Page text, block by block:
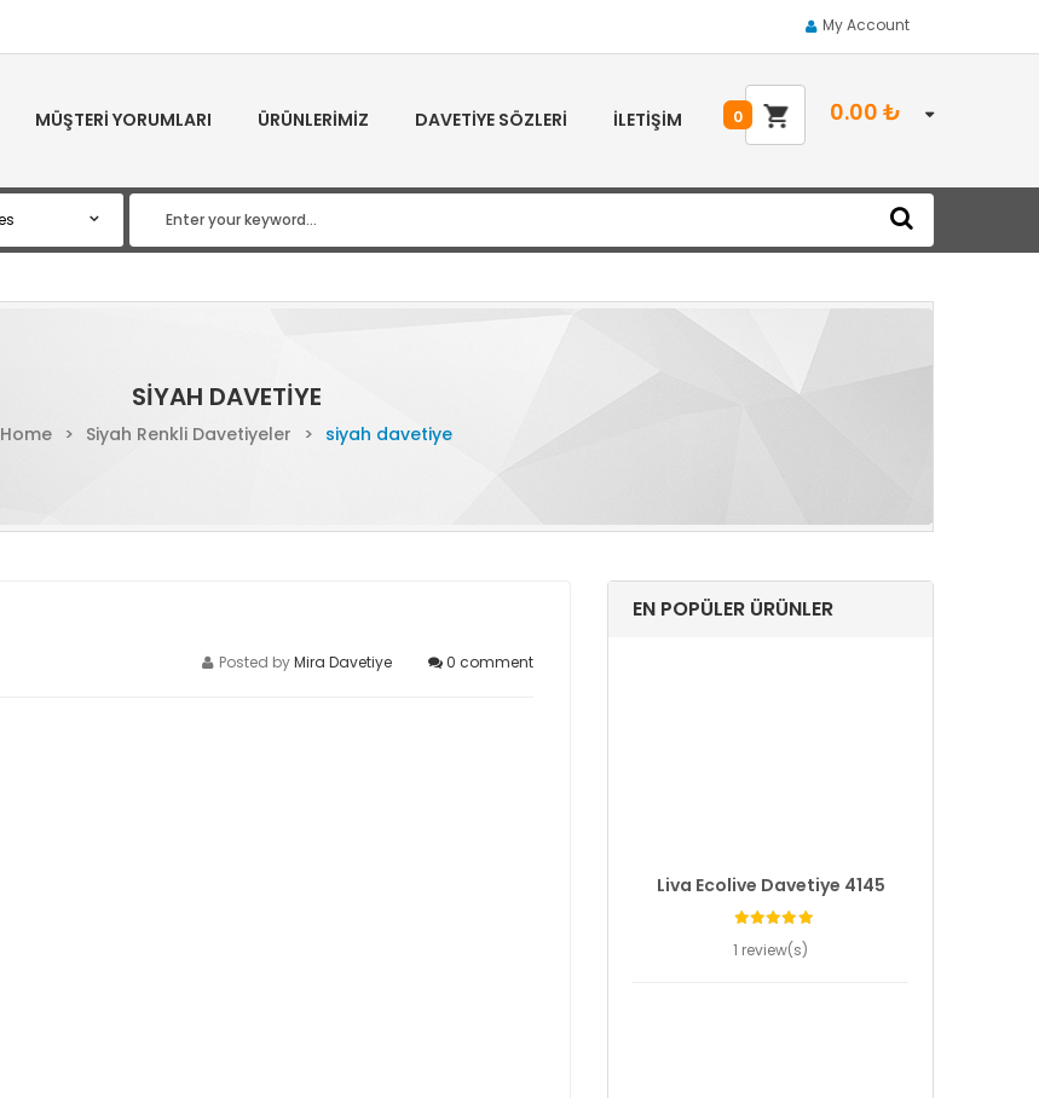
My Account
MÜŞTERI YORUMLARI ÜRÜNLERIMIZ DAVETIYE SÖZLERI İLETIŞIM 0.00 ₺
0
SIYAH DAVETIYE
Home > Siyah Renkli Davetiyeler > siyah davetiye
0 comment
Posted byMira Davetiye
EN POPÜLER ÜRÜNLER
Liva Ecolive Davetiye 4145
1 review(s)